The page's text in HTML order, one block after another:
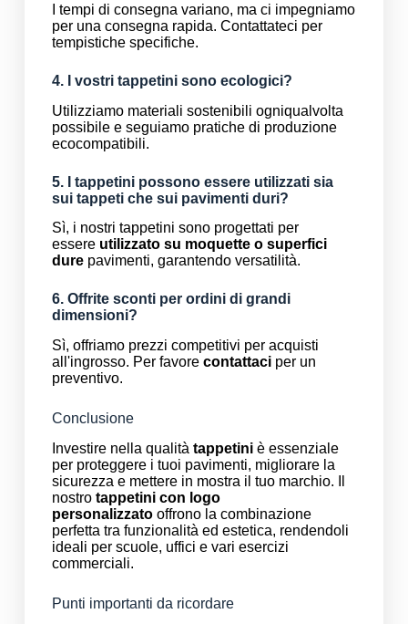
I tempi di consegna variano, ma ci impegniamo
per una consegna rapida. Contattateci per
tempistiche specifiche.
4. I vostri tappetini sono ecologici?
Utilizziamo materiali sostenibili ogniqualvolta
possibile e seguiamo pratiche di produzione
ecocompatibili.
5. I tappetini possono essere utilizzati sia
sui tappeti che sui pavimenti duri?
Sì, i nostri tappetini sono progettati per
essere utilizzato su moquette o superfici
durepavimenti, garantendo versatilità.
6. Offrite sconti per ordini di grandi
dimensioni?
Sì, offriamo prezzi competitivi per acquisti
all'ingrosso. Per favore contattaciper un
preventivo.
Conclusione
Investire nella qualità tappetiniè essenziale
per proteggere i tuoi pavimenti, migliorare la
sicurezza e mettere in mostra il tuo marchio. Il
nostro tappetini con logo
personalizzatooffrono la combinazione
perfetta tra funzionalità ed estetica, rendendoli
ideali per scuole, uffici e vari esercizi
commerciali.
Punti importanti da ricordare